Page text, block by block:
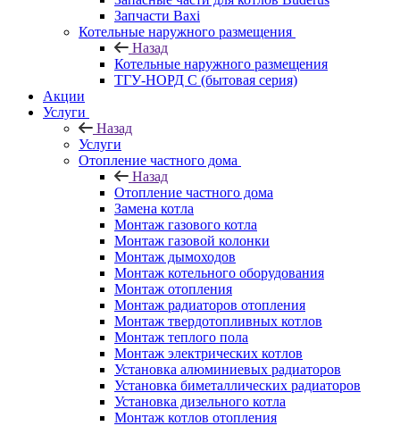
Запчасти Baxi
Котельные наружного размещения
Назад
Котельные наружного размещения
ТГУ-НОРД С (бытовая серия)
Акции
Услуги
Назад
Услуги
Отопление частного дома
Назад
Отопление частного дома
Замена котла
Монтаж газового котла
Монтаж газовой колонки
Монтаж дымоходов
Монтаж котельного оборудования
Монтаж отопления
Монтаж радиаторов отопления
Монтаж твердотопливных котлов
Монтаж теплого пола
Монтаж электрических котлов
Установка алюминиевых радиаторов
Установка биметаллических радиаторов
Установка дизельного котла
Монтаж котлов отопления